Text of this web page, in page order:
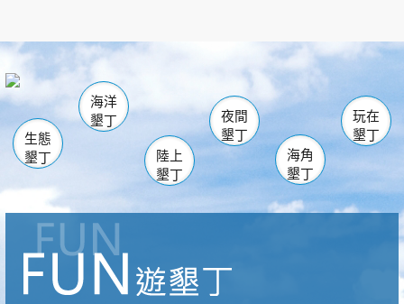
南仁湖
海生館
恆春 佳樂水
龍鑾潭自然中心 森林遊樂區
瓊麻館
關山 墾管處遊客中心
社頂公園 風吹沙
船帆石
白砂 龍磐公園
香蕉灣
砂島
鵝鑾鼻
生態
墾丁
海洋
墾丁
陸上
墾丁
夜間
墾丁
海角
墾丁
玩在
墾丁